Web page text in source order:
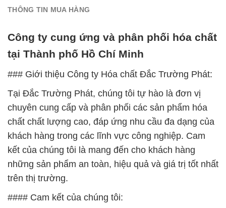
THÔNG TIN MUA HÀNG
Công ty cung ứng và phân phối hóa chất
tại Thành phố Hồ Chí Minh
### Giới thiệu Công ty Hóa chất Đắc Trường Phát:
Tại Đắc Trường Phát, chúng tôi tự hào là đơn vị
chuyên cung cấp và phân phối các sản phẩm hóa
chất chất lượng cao, đáp ứng nhu cầu đa dạng của
khách hàng trong các lĩnh vực công nghiệp. Cam
kết của chúng tôi là mang đến cho khách hàng
những sản phẩm an toàn, hiệu quả và giá trị tốt nhất
trên thị trường.
#### Cam kết của chúng tôi: